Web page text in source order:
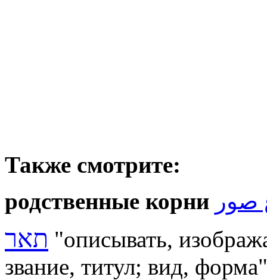
Также смотрите:
родственные корни صور
תאר "описывать,
звание, титул; вид,